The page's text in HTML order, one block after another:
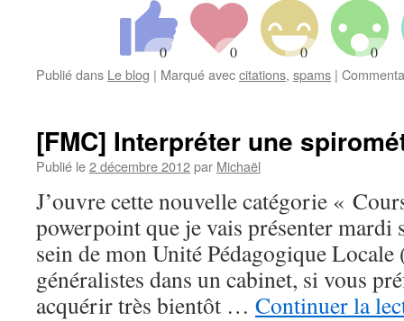
Publié dans Le blog | Marqué aveccitations, spams |
[FMC] Interpréter une
Publié le2 décembre 2012par Michaël
J’ouvre cette nouvelle catégorie «
powerpoint que je vais présenter mardi
sein de mon Unité Pédagogique Locale
généralistes dans un cabinet, si vous
acquérir très bientôt … Continuer la